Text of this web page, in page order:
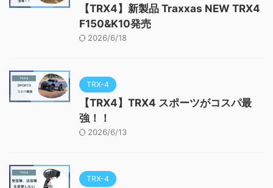
【TRX4】新製品 Traxxas NEW TRX4
F150&K10発売
2026/6/18
TRX-4
【TRX4】TRX4 スポーツがコスパ最
強！！
2026/6/13
TRX-4